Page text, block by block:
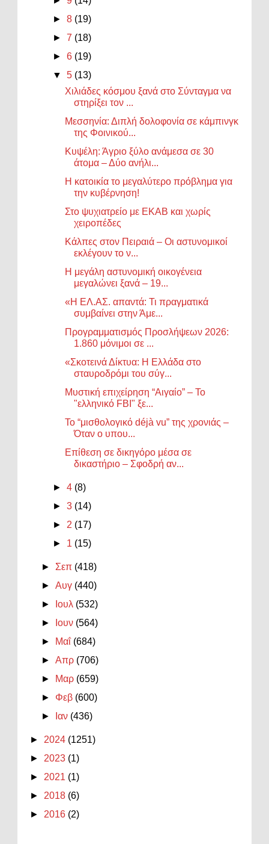
►8 (19)
►7 (18)
►6 (19)
▼5 (13)
Χιλιάδες κόσμου ξανά στο Σύνταγμα να
στηρίξει τον ...
Μεσσηνία: Διπλή δολοφονία σε κάμπινγκ
της Φοινικού...
Κυψέλη: Άγριο ξύλο ανάμεσα σε 30
άτομα – Δύο ανήλι...
Η κατοικία το μεγαλύτερο πρόβλημα για
την κυβέρνηση!
Στο ψυχιατρείο με ΕΚΑΒ και χωρίς
χειροπέδες
Κάλπες στον Πειραιά – Οι αστυνομικοί
εκλέγουν το ν...
Η μεγάλη αστυνομική οικογένεια
μεγαλώνει ξανά – 19...
«Η ΕΛ.ΑΣ. απαντά: Τι πραγματικά
συμβαίνει στην Άμε...
Προγραμματισμός Προσλήψεων 2026:
1.860 μόνιμοι σε ...
«Σκοτεινά Δίκτυα: Η Ελλάδα στο
σταυροδρόμι του σύγ...
Μυστική επιχείρηση “Αιγαίο” – Το
"ελληνικό FBI" ξε...
Το “μισθολογικό déjà vu” της χρονιάς –
Όταν ο υπου...
Επίθεση σε δικηγόρο μέσα σε
δικαστήριο – Σφοδρή αν...
►4 (8)
►3 (14)
► 2 (17)
► 1 (15)
► Σεπ (418)
►Αυγ (440)
►
Ιουλ (532)
►
Ιουν (564)
►
Μαΐ (684)
►Απρ (706)
►
Μαρ (659)
► Φεβ (600)
►
Ιαν (436)
► 2024 (1251)
► 2023 (1)
► 2021 (1)
► 2018 (6)
► 2016 (2)